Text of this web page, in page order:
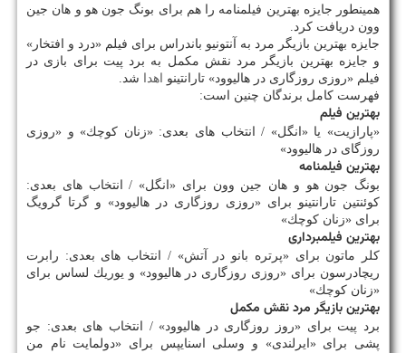
همینطور جایزه بهترین فیلمنامه را هم برای بونگ جون هو و هان جین
وون دریافت كرد.
جایزه بهترین بازیگر مرد به آنتونیو باندراس برای فیلم «درد و افتخار»
و جایزه بهترین بازیگر مرد نقش مكمل به برد پیت برای بازی در
فیلم «روزی روزگاری در هالیوود» تارانتینو اهدا
شد.
فهرست كامل برندگان چنین است:
بهترین فیلم
«پارازیت» یا «انگل» / انتخاب های بعدی: «زنان كوچك» و «روزی
روزگای در هالیوود»
بهترین فیلمنامه
بونگ جون هو و هان جین وون برای «انگل» / انتخاب های بعدی:
كوئنتین تارانتینو برای «روزی روزگاری در هالیوود» و گرتا گرویگ
برای «زنان كوچك»
بهترین فیلمبرداری
كلر ماتون برای «پرتره بانو در آتش» / انتخاب های بعدی: رابرت
ریچادرسون برای «روزی روزگاری در هالیوود» و یوریك لساس برای
«زنان كوچك»
بهترین بازیگر مرد نقش مكمل
برد پیت برای «روز روزگاری در هالیوود» / انتخاب های بعدی: جو
پشی برای «ایرلندی» و وسلی اسنایپس برای «دولمایت نام من